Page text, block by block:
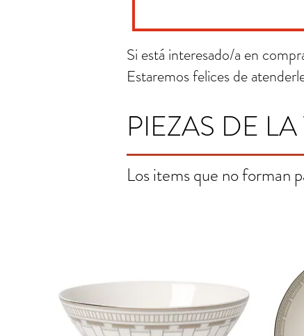
Si está interesado/a en
Estaremos felices de
PIEZAS DE
Los items que no forman